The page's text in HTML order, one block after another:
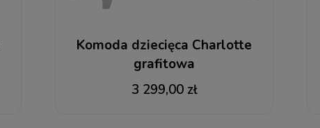
Komoda dziecięca Charlotte
grafitowa
3 299,00 zł